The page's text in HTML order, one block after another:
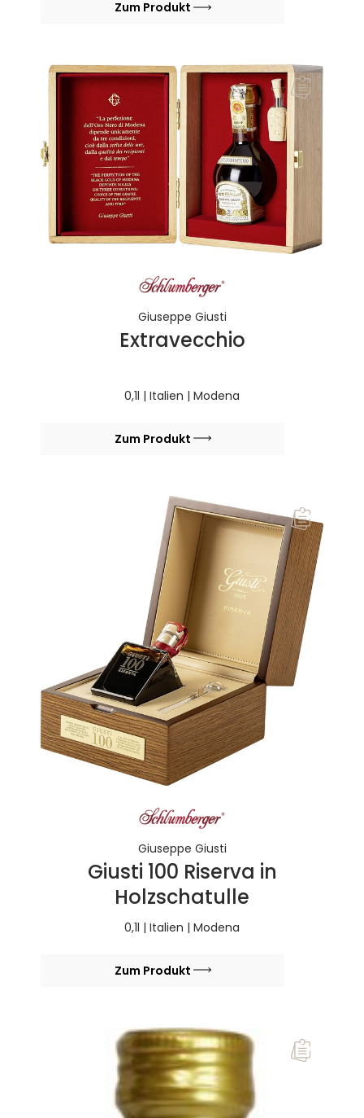
Zum Produkt
Giuseppe Giusti
Extravecchio
0,1l | Italien | Modena
Zum Produkt
Giuseppe Giusti
Giusti 100 Riserva in
Holzschatulle
0,1l | Italien | Modena
Zum Produkt